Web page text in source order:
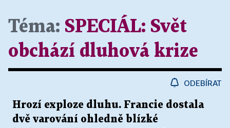
Téma: SPECIÁL: Svět
obchází dluhová krize
ODEBÍRAT
Hrozí exploze dluhu. Francie dostala
dvě varování ohledně blízké